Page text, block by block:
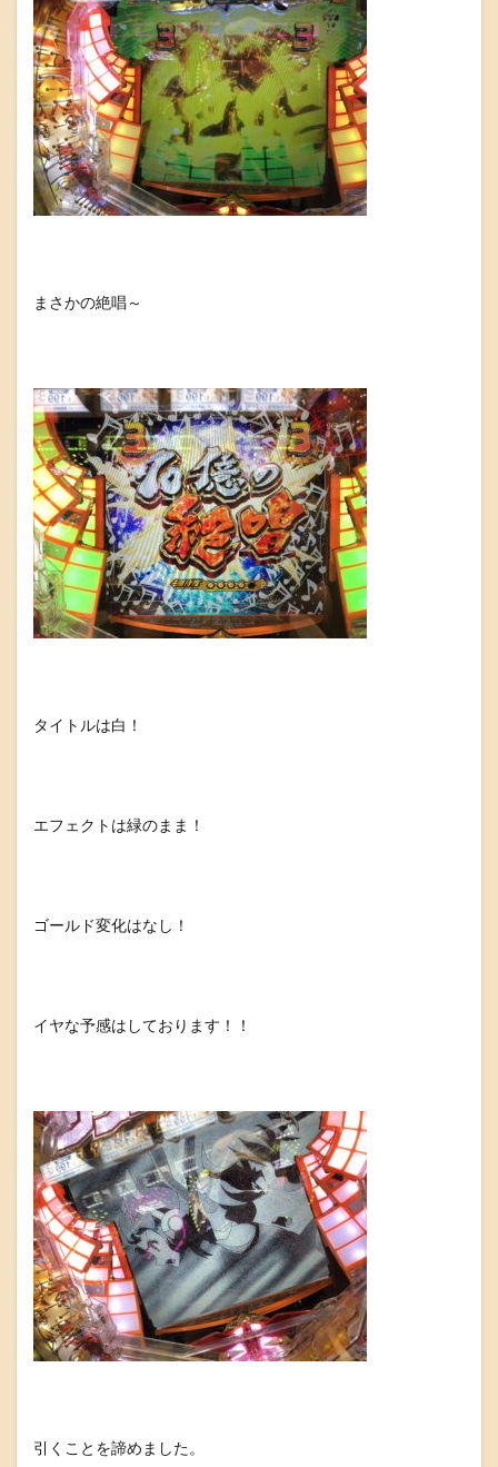
まさかの絶唱～
タイトルは白！
エフェクトは緑のまま！
ゴールド変化はなし！
イヤな予感はしております！！
引くことを諦めました。